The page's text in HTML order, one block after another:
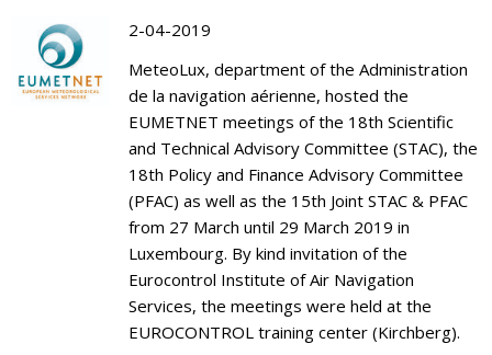
2-04-2019
MeteoLux, department of the Administration
de la navigation aérienne, hosted the
EUMETNET meetings of the 18th Scientific
and Technical Advisory Committee (STAC), the
18th Policy and Finance Advisory Committee
(PFAC) as well as the 15th Joint STAC & PFAC
from 27 March until 29 March 2019 in
Luxembourg. By kind invitation of the
Eurocontrol Institute of Air Navigation
Services, the meetings were held at the
EUROCONTROL training center (Kirchberg).